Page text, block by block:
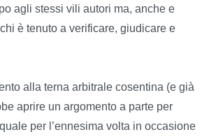
agli stessi vili autori ma, anche e
è tenuto a verificare, giudicare e
alla terna arbitrale cosentina (e già
aprire un argomento a parte per
per l’ennesima volta in occasione